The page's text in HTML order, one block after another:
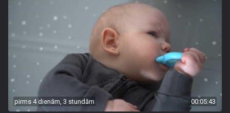
pirms 4 dienām, 3 stundām 00:05:43